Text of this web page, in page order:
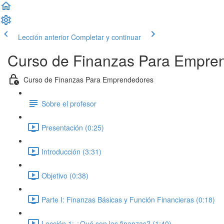
Lección anterior Completar y continuar
Curso de Finanzas Para
Curso de Finanzas Para Emprendedores
Sobre el profesor
Presentación (0:25)
Introducción (3:31)
Objetivo (0:38)
Parte I: Finanzas Básicas y Función Financieras (0:18)